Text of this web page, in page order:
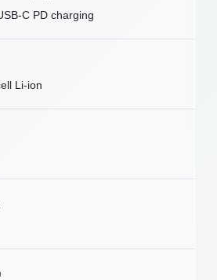
C PD charging
Li-ion